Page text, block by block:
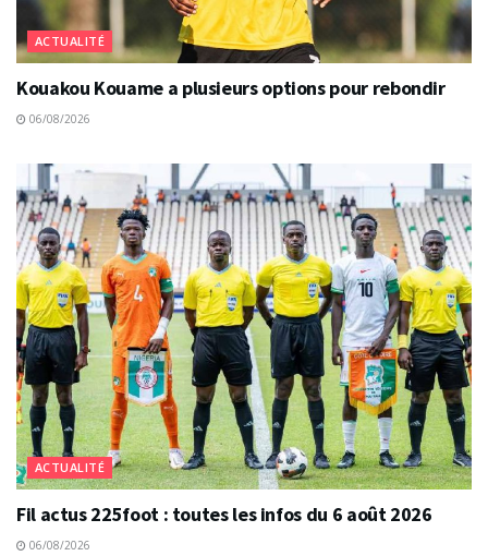
ACTUALITÉ
Kouakou Kouame a plusieurs options pour rebondir
06/08/2026
ACTUALITÉ
Fil actus 225foot : toutes les infos du 6 août 2026
06/08/2026